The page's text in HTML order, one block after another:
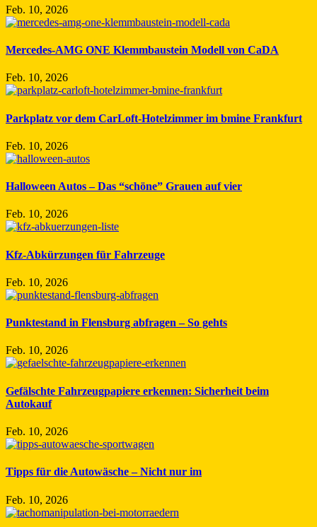
Feb. 10, 2026
Mercedes-AMG ONE Klemmbaustein Modell von CaDA
Feb. 10, 2026
Parkplatz vor dem CarLoft-Hotelzimmer im bmine Frankfurt
Feb. 10, 2026
Halloween Autos – Das “schöne” Grauen auf vier
Feb. 10, 2026
Kfz-Abkürzungen für Fahrzeuge
Feb. 10, 2026
Punktestand in Flensburg abfragen – So gehts
Feb. 10, 2026
Gefälschte Fahrzeugpapiere erkennen: Sicherheit beim
Autokauf
Feb. 10, 2026
Tipps für die Autowäsche – Nicht nur im
Feb. 10, 2026